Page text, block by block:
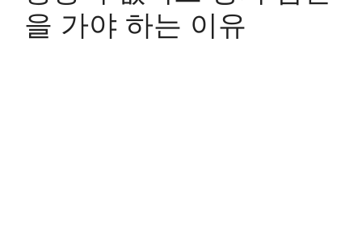
을 가야 하는 이유